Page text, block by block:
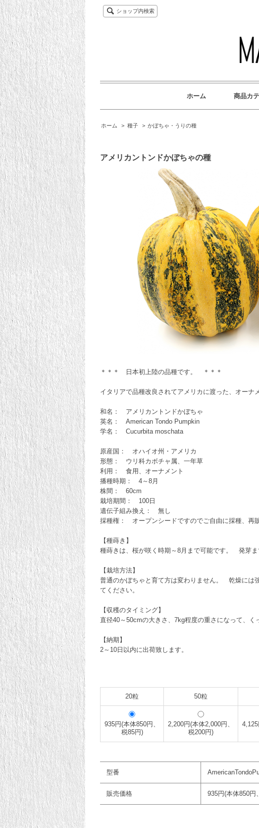
ショップ内検索
ホーム 商品カ
ホーム > 種子 > かぼちゃ・うりの種
アメリカントンドかぼちゃの種
＊＊＊ 日本初上陸の品種です。 ＊＊＊
イタリアで品種改良されてアメリカに渡った、オーナ
和名： アメリカントンドかぼちゃ
英名： American Tondo Pumpkin
学名： Cucurbita moschata
原産国： オハイオ州・アメリカ
形態： ウリ科カボチャ属、一年草
利用： 食用、オーナメント
播種時期： 4～8月
株間： 60cm
栽培期間： 100日
遺伝子組み換え： 無し
採種権： オープンシードですのでご自由に採種、再
【種蒔き】
種蒔きは、桜が咲く時期～8月まで可能です。 発芽
【栽培方法】
普通のかぼちゃと育て方は変わりません。 乾燥には
てください。
【収穫のタイミング】
直径40～50cmの大きさ、7kg程度の重さになって、
【納期】
2～10日以内に出荷致します。
20粒 50粒
935円(本体850円、
税85円)
2,200円(本体2,000円、
税200円)
4,125
型番
販売価格 935円(本体850円